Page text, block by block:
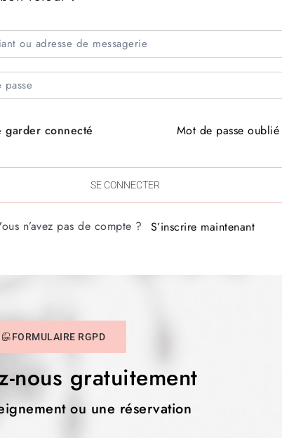
garder connecté Mot de passe
SE CONNECTER
n’avez pas de compte ? S’inscrire maintenant
FORMULAIRE RGPD
nous gratuitement
ou une réservation